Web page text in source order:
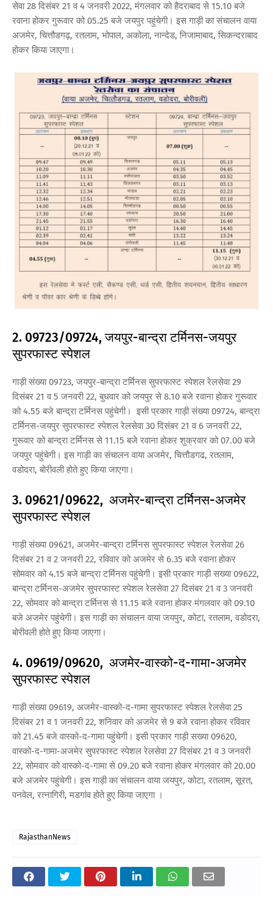
सेवा 28 दिसंबर 21 व 4 जनवरी 2022, मंगलवार को हैदराबाद से 15.10 बजे
रवाना होकर गुरूवार को 05.25 बजे जयपुर पहुंचेगी। इस गाड़ी का संचालन वाया
अजमेर, चित्तौडगढ़, रतलाम, भोपाल, अकोला, नान्देड, निजामाबाद, सिकन्दराबाद
होकर किया जाएगा।
2. 09723/09724, जयपुर-बान्द्रा टर्मिनस-जयपुर
सुपरफास्ट स्पेशल
गाड़ी संख्या 09723, जयपुर-बान्द्रा टर्मिनस सुपरफास्ट स्पेशल रेलसेवा 29
दिसंबर 21 व 5 जनवरी 22, बुधवार को जयपुर से 8.10 बजे रवाना होकर गुरूवार
को 4.55 बजे बान्द्रा टर्मिनस पहुंचेगी। इसी प्रकार गाड़ी संख्या 09724, बान्द्रा
टर्मिनस-जयपुर सुपरफास्ट स्पेशल रेलसेवा 30 दिसंबर 21 व 6 जनवरी 22,
गुरूवार को बान्द्रा टर्मिनस से 11.15 बजे रवाना होकर शुक्रवार को 07.00 बजे
जयपुर पहुंचेगी। इस गाड़ी का संचालन वाया अजमेर, चित्तौडगढ, रतलाम,
वडोदरा, बोरीवली होते हुए किया जाएगा।
3. 09621/09622, अजमेर-बान्द्रा टर्मिनस-अजमेर
सुपरफास्ट स्पेशल
गाड़ी संख्या 09621, अजमेर-बान्द्रा टर्मिनस सुपरफास्ट स्पेशल रेलसेवा 26
दिसंबर 21 व 2 जनवरी 22, रविवार को अजमेर से 6.35 बजे रवाना होकर
सोमवार को 4.15 बजे बान्द्रा टर्मिनस पहुंचेगी। इसी प्रकार गाड़ी सख्या 09622,
बान्द्रा टर्मिनस-अजमेर सुपरफास्ट स्पेशल रेलसेवा 27 दिसंबर 21 व 3 जनवरी
22, सोमवार को बान्द्रा टर्मिनस से 11.15 बजे रवाना होकर मंगलवार को 09.10
बजे अजमेर पहुंचेगी। इस गाड़ी का संचालन वाया जयपुर, कोटा, रतलाम, वडोदरा,
बोरीवली होते हुए किया जाएगा।
4. 09619/09620, अजमेर-वास्को-द-गामा-अजमेर
सुपरफास्ट स्पेशल
गाड़ी संख्या 09619, अजमेर-वास्को-द-गामा सुपरफास्ट स्पेशल रेलसेवा 25
दिसंबर 21 व 1 जनवरी 22, शनिवार को अजमेर से 9 बजे रवाना होकर रविवार
को 21.45 बजे वास्को-द-गामा पहुंचेगी। इसी प्रकार गाड़ी सख्या 09620,
वास्को-द-गामा-अजमेर सुपरफास्ट स्पेशल रेलसेवा 27 दिसंबर 21 व 3 जनवरी
22, सोमवार को वास्को-द-गामा से 09.20 बजे रवाना होकर मंगलवार को 20.00
बजे अजमेर पहुंचेगी। इस गाड़ी का संचालन वाया जयपुर, कोटा, रतलाम, सूरत,
पनवेल, रत्नागिरी, मडगांव होते हुए किया जाएगा ।
RajasthanNews